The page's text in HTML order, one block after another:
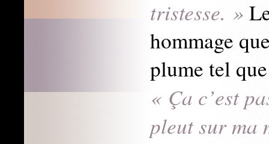
tristesse. »
hommage
plume tel
« Ça c’est
pleut sur ma